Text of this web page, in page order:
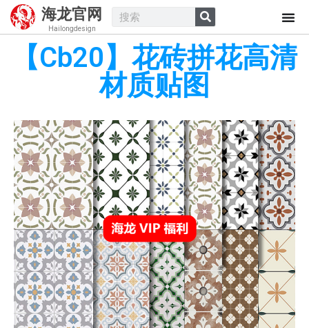
海龙官网
Hailongdesign
【Cb20】花砖拼花高清
材质贴图